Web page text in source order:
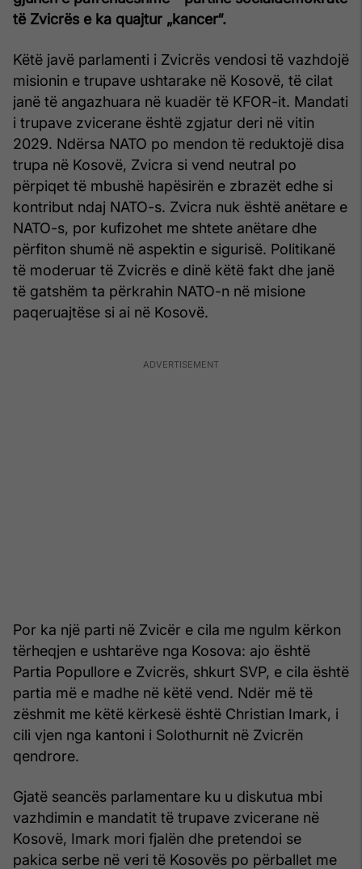
të Zvicrës e ka quajtur „kancer“.
Këtë javë parlamenti i Zvicrës vendosi të vazhdojë
misionin e trupave ushtarake në Kosovë, të cilat
janë të angazhuara në kuadër të KFOR-it. Mandati
i trupave zvicerane është zgjatur deri në vitin
2029. Ndërsa NATO po mendon të reduktojë disa
trupa në Kosovë, Zvicra si vend neutral po
përpiqet të mbushë hapësirën e zbrazët edhe si
kontribut ndaj NATO-s. Zvicra nuk është anëtare e
NATO-s, por kufizohet me shtete anëtare dhe
përfiton shumë në aspektin e sigurisë. Politikanë
të moderuar të Zvicrës e dinë këtë fakt dhe janë
të gatshëm ta përkrahin NATO-n në misione
paqeruajtëse si ai në Kosovë.
Por ka një parti në Zvicër e cila me ngulm kërkon
tërheqjen e ushtarëve nga Kosova: ajo është
Partia Popullore e Zvicrës, shkurt SVP, e cila është
partia më e madhe në këtë vend. Ndër më të
zëshmit me këtë kërkesë është Christian Imark, i
cili vjen nga kantoni i Solothurnit në Zvicrën
qendrore.
Gjatë seancës parlamentare ku u diskutua mbi
vazhdimin e mandatit të trupave zvicerane në
Kosovë, Imark mori fjalën dhe pretendoi se
pakica serbe në veri të Kosovës po përballet me